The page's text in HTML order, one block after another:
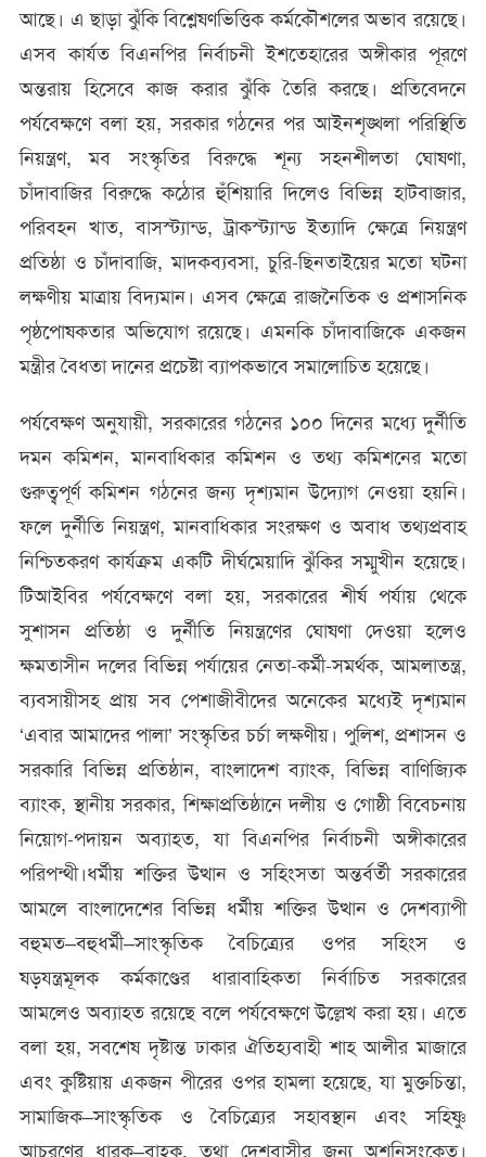
আছে। এ ছাড়া ঝুঁকি বিশ্লেষণভিত্তিক কর্মকৌশলের অভাব রয়েছে।
এসব কার্যত বিএনপির নির্বাচনী ইশতেহারের অঙ্গীকার পূরণে
অন্তরায় হিসেবে কাজ করার ঝুঁকি তৈরি করছে। প্রতিবেদনে
পর্যবেক্ষণে বলা হয়, সরকার গঠনের পর আইনশৃঙ্খলা পরিস্থিতি
নিয়ন্ত্রণ, মব সংস্কৃতির বিরুদ্ধে শূন্য সহনশীলতা ঘোষণা,
চাঁদাবাজির বিরুদ্ধে কঠোর হুঁশিয়ারি দিলেও বিভিন্ন হাটবাজার,
পরিবহন খাত, বাসস্ট্যান্ড, ট্রাকস্ট্যান্ড ইত্যাদি ক্ষেত্রে নিয়ন্ত্রণ
প্রতিষ্ঠা ও চাঁদাবাজি, মাদকব্যবসা, চুরি-ছিনতাইয়ের মতো ঘটনা
লক্ষণীয় মাত্রায় বিদ্যমান। এসব ক্ষেত্রে রাজনৈতিক ও প্রশাসনিক
পৃষ্ঠপোষকতার অভিযোগ রয়েছে। এমনকি চাঁদাবাজিকে একজন
মন্ত্রীর বৈধতা দানের প্রচেষ্টা ব্যাপকভাবে সমালোচিত হয়েছে।
পর্যবেক্ষণ অনুযায়ী, সরকারের গঠনের ১০০ দিনের মধ্যে দুর্নীতি
দমন কমিশন, মানবাধিকার কমিশন ও তথ্য কমিশনের মতো
গুরুত্বপূর্ণ কমিশন গঠনের জন্য দৃশ্যমান উদ্যোগ নেওয়া হয়নি।
ফলে দুর্নীতি নিয়ন্ত্রণ, মানবাধিকার সংরক্ষণ ও অবাধ তথ্যপ্রবাহ
নিশ্চিতকরণ কার্যক্রম একটি দীর্ঘমেয়াদি ঝুঁকির সম্মুখীন হয়েছে।
টিআইবির পর্যবেক্ষণে বলা হয়, সরকারের শীর্ষ পর্যায় থেকে
সুশাসন প্রতিষ্ঠা ও দুর্নীতি নিয়ন্ত্রণের ঘোষণা দেওয়া হলেও
ক্ষমতাসীন দলের বিভিন্ন পর্যায়ের নেতা-কর্মী-সমর্থক, আমলাতন্ত্র,
ব্যবসায়ীসহ প্রায় সব পেশাজীবীদের অনেকের মধ্যেই দৃশ্যমান
‘এবার আমাদের পালা’ সংস্কৃতির চর্চা লক্ষণীয়। পুলিশ, প্রশাসন ও
সরকারি বিভিন্ন প্রতিষ্ঠান, বাংলাদেশ ব্যাংক, বিভিন্ন বাণিজ্যিক
ব্যাংক, স্থানীয় সরকার, শিক্ষাপ্রতিষ্ঠানে দলীয় ও গোষ্ঠী বিবেচনায়
নিয়োগ-পদায়ন অব্যাহত, যা বিএনপির নির্বাচনী অঙ্গীকারের
পরিপন্থী।ধর্মীয় শক্তির উত্থান ও সহিংসতা অন্তর্বর্তী সরকারের
আমলে বাংলাদেশের বিভিন্ন ধর্মীয় শক্তির উত্থান ও দেশব্যাপী
বহুমত–বহুধর্মী–সাংস্কৃতিক বৈচিত্র্যের ওপর সহিংস ও
ষড়যন্ত্রমূলক কর্মকাণ্ডের ধারাবাহিকতা নির্বাচিত সরকারের
আমলেও অব্যাহত রয়েছে বলে পর্যবেক্ষণে উল্লেখ করা হয়। এতে
বলা হয়, সবশেষ দৃষ্টান্ত ঢাকার ঐতিহ্যবাহী শাহ আলীর মাজারে
এবং কুষ্টিয়ায় একজন পীরের ওপর হামলা হয়েছে, যা মুক্তচিন্তা,
সামাজিক–সাংস্কৃতিক ও বৈচিত্র্যের সহাবস্থান এবং সহিষ্ণু